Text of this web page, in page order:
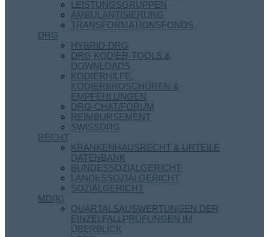
LEISTUNGSGRUPPEN
AMBULANTISIERUNG
TRANSFORMATIONSFONDS
DRG
HYBRID-DRG
DRG KODIER-TOOLS &
DOWNLOADS
KODIERHILFE,
KODIERBROSCHÜREN &
EMPFEHLUNGEN
DRG-CHAT/FORUM
REIMBURSEMENT
SWISSDRG
RECHT
KRANKENHAUSRECHT & URTEILE
DATENBANK
BUNDESSOZIALGERICHT
LANDESSOZIALGERICHT
SOZIALGERICHT
MD(K)
QUARTALSAUSWERTUNGEN DER
EINZELFALLPRÜFUNGEN IM
ÜBERBLICK